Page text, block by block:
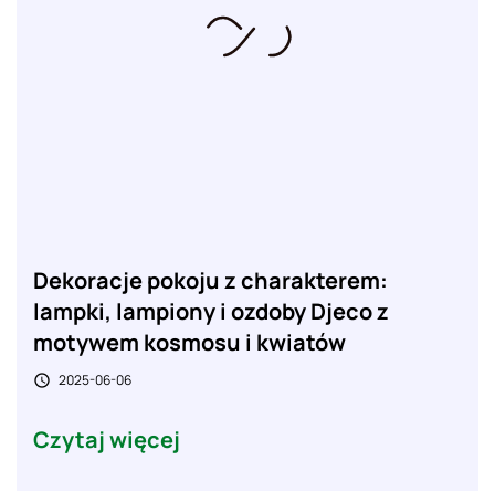
Dekoracje pokoju z charakterem:
lampki, lampiony i ozdoby Djeco z
motywem kosmosu i kwiatów
 2025-06-06
Czytaj więcej